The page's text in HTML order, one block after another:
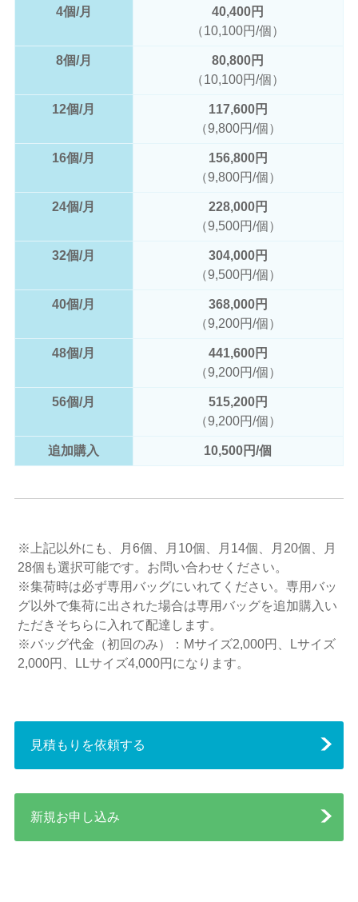
4個/月
40,400円
（10,100円/個）
8個/月
80,800円
（10,100円/個）
12個/月
117,600円
（9,800円/個）
16個/月
156,800円
（9,800円/個）
24個/月
228,000円
（9,500円/個）
32個/月
304,000円
（9,500円/個）
40個/月
368,000円
（9,200円/個）
48個/月
441,600円
（9,200円/個）
56個/月
515,200円
（9,200円/個）
追加購入 10,500円/個
※上記以外にも、月6個、月10個、月14個、月20個、月
28個も選択可能です。お問い合わせください。
※集荷時は必ず専用バッグにいれてください。専用バッ
グ以外で集荷に出された場合は専用バッグを追加購入い
ただきそちらに入れて配達します。
※バッグ代金（初回のみ）：Mサイズ2,000円、Lサイズ
2,000円、LLサイズ4,000円になります。
見積もりを依頼する
新規お申し込み